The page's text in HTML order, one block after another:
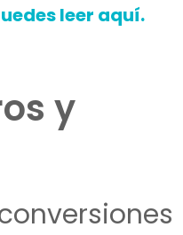
leer aquí.
y